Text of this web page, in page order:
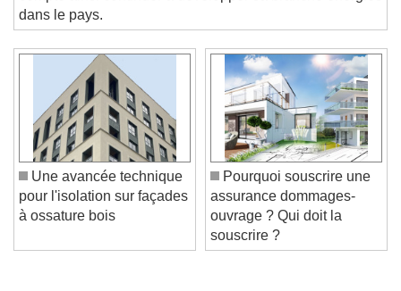
compte ainsi continuer à développer sa branche énergies
dans le pays.
Une avancée technique
pour l'isolation sur façades
Pourquoi souscrire une
assurance dommages-
ouvrage ? Qui doit la
souscrire ?